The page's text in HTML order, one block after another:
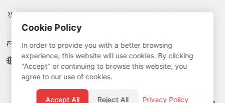
No. 2, Fuqiang Road, Jinhu Economic Development New
District, Huai 'an City, Jiangsu Province, China
E-pošta:nico@jyhshelf.com
Web:jyhshelf.com
Cookie Policy
In order to provide you with a better browsing
experience, this website will use cookies. By clicking
"Accept" or continuing to browse this website, you
agree to our use of cookies.
Accept All Reject All Privacy Policy